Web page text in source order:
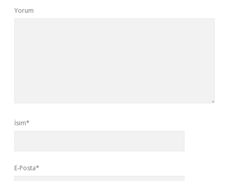
Yorum
İsim*
E-Posta*